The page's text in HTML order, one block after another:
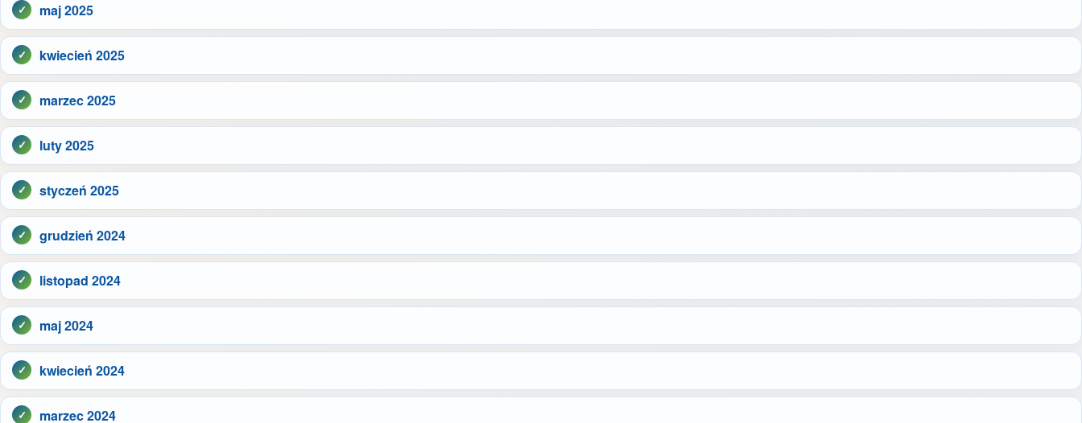
maj 2025
kwiecień 2025
marzec 2025
luty 2025
styczeń 2025
grudzień 2024
listopad 2024
maj 2024
kwiecień 2024
marzec 2024